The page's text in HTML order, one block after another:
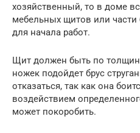
хозяйственный, то в доме
мебельных щитов или части
для начала работ.
Щит должен быть по
ножек подойдет брус
отказаться, так как она
воздействием
может покоробить.